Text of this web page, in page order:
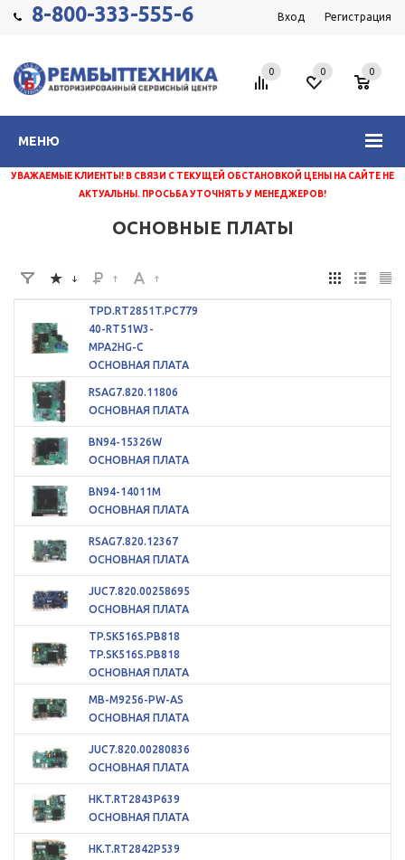
8-800-333-555-6 Вход Регистрация
МЕНЮ
0 0
0
УВАЖАЕМЫЕ КЛИЕНТЫ! В СВЯЗИ С ТЕКУЩЕЙ ОБСТАНОВКОЙ ЦЕНЫ НА САЙТЕ НЕ
АКТУАЛЬНЫ. ПРОСЬБА УТОЧНЯТЬ У МЕНЕДЖЕРОВ!
ОСНОВНЫЕ ПЛАТЫ
TPD.RT2851T.PC779
40-RT51W3-
MPA2HG-C
ОСНОВНАЯ ПЛАТА
RSAG7.820.11806
ОСНОВНАЯ ПЛАТА
BN94-15326W
ОСНОВНАЯ ПЛАТА
BN94-14011M
ОСНОВНАЯ ПЛАТА
RSAG7.820.12367
ОСНОВНАЯ ПЛАТА
JUC7.820.00258695
ОСНОВНАЯ ПЛАТА
TP.SK516S.PB818
TP.SK516S.PB818
ОСНОВНАЯ ПЛАТА
MB-M9256-PW-AS
ОСНОВНАЯ ПЛАТА
JUC7.820.00280836
ОСНОВНАЯ ПЛАТА
HK.T.RT2843P639
ОСНОВНАЯ ПЛАТА
HK.T.RT2842P539